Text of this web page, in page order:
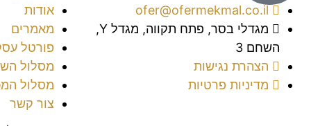
ofer@ofermekmal.co.il
מגדלי בסר, פתח תקווה, מגדל Y,
השחם 3
הצהרת נגישות
מדיניות פרטיות
אודות
מאמרים
פורטל
מסלול
מסלול
צור קשר